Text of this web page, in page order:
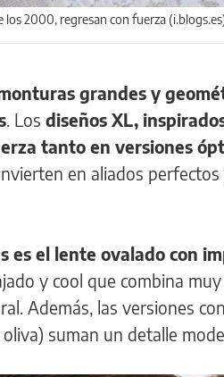
los 2000, regresan con fuerza
grandes y
. Los diseños XL,
tanto en versiones
en aliados
es el lente ovalado con
y cool que combina
Además, las versiones
suman un detalle